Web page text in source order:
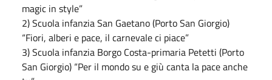
magic in style”
2) Scuola infanzia San Gaetano (Porto San Giorgio)
“Fiori, alberi e pace, il carnevale ci piace”
3) Scuola infanzia Borgo Costa-primaria Petetti (Porto
San Giorgio) “Per il mondo su e giù canta la pace anche